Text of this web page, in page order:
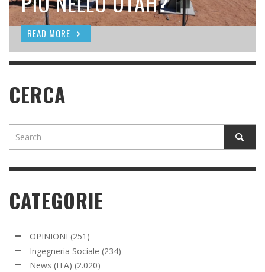
READ MORE
READ MORE
READ MORE
CERCA
CATEGORIE
OPINIONI (251)
Ingegneria Sociale (234)
News (ITA) (2.020)